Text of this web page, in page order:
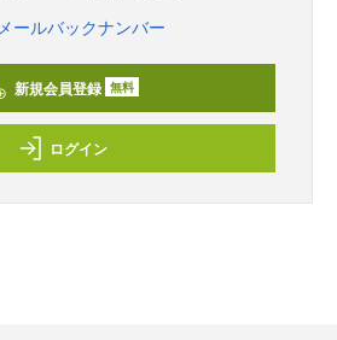
メールバックナンバー
新規会員登録 無料
ログイン